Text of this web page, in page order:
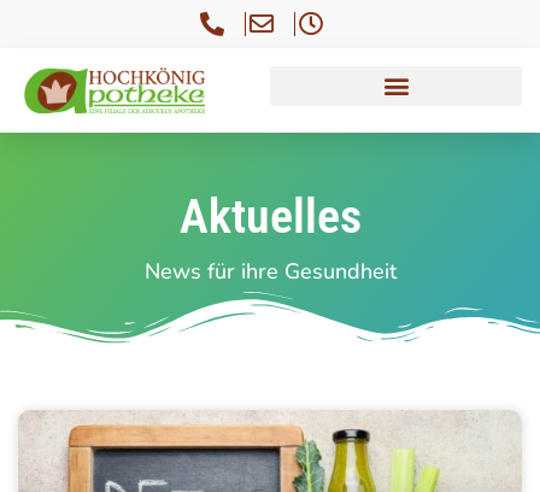
Aktuelles
News für ihre Gesundheit